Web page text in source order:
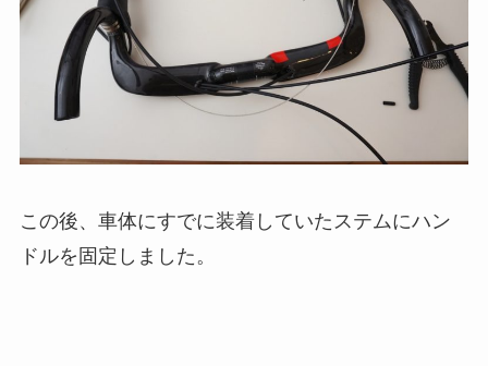
この後、車体にすでに装着していたステムにハン
ドルを固定しました。